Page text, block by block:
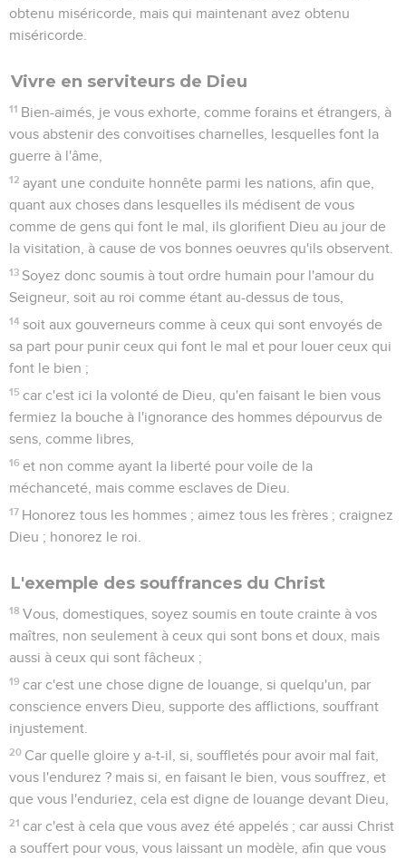
obtenu miséricorde, mais qui maintenant avez obtenu
miséricorde.
Vivre en serviteurs de Dieu
11 Bien-aimés, je vous exhorte, comme forains et étrangers, à
vous abstenir des convoitises charnelles, lesquelles font la
guerre à l'âme,
12 ayant une conduite honnête parmi les nations, afin que,
quant aux choses dans lesquelles ils médisent de vous
comme de gens qui font le mal, ils glorifient Dieu au jour de
la visitation, à cause de vos bonnes oeuvres qu'ils observent.
13 Soyez donc soumis à tout ordre humain pour l'amour du
Seigneur, soit au roi comme étant au-dessus de tous,
14 soit aux gouverneurs comme à ceux qui sont envoyés de
sa part pour punir ceux qui font le mal et pour louer ceux qui
font le bien ;
15 car c'est ici la volonté de Dieu, qu'en faisant le bien vous
fermiez la bouche à l'ignorance des hommes dépourvus de
sens, comme libres,
16 et non comme ayant la liberté pour voile de la
méchanceté, mais comme esclaves de Dieu.
17 Honorez tous les hommes ; aimez tous les frères ; craignez
Dieu ; honorez le roi.
L'exemple des souffrances du Christ
18 Vous, domestiques, soyez soumis en toute crainte à vos
maîtres, non seulement à ceux qui sont bons et doux, mais
aussi à ceux qui sont fâcheux ;
19 car c'est une chose digne de louange, si quelqu'un, par
conscience envers Dieu, supporte des afflictions, souffrant
injustement.
20 Car quelle gloire y a-t-il, si, souffletés pour avoir mal fait,
vous l'endurez ? mais si, en faisant le bien, vous souffrez, et
que vous l'enduriez, cela est digne de louange devant Dieu,
21 car c'est à cela que vous avez été appelés ; car aussi Christ
a souffert pour vous, vous laissant un modèle, afin que vous